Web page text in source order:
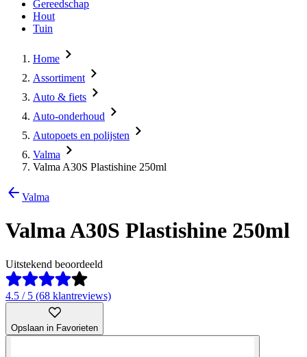
Gereedschap
Hout
Tuin
Home
Assortiment
Auto & fiets
Auto-onderhoud
Autopoets en polijsten
Valma
Valma A30S Plastishine 250ml
Valma
Valma A30S Plastishine 250ml
Uitstekend beoordeeld
4.5 / 5 (68 klantreviews)
Opslaan in Favorieten